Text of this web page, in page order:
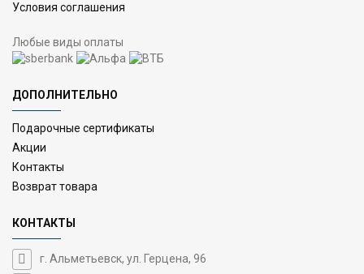
Условия соглашения
Любые виды оплаты
ДОПОЛНИТЕЛЬНО
Подарочные сертификаты
Акции
Контакты
Возврат товара
КОНТАКТЫ
г. Альметьевск, ул. Герцена, 96